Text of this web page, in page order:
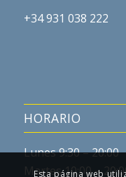
+34 931 038 222
HORARIO
Lunes 9:30 – 20:00
Martes 10:00 –
Esta página web